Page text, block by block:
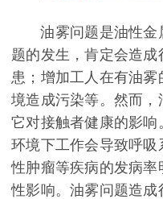
油雾问题是油性金
题的发生，肯定会造
患；增加工人在有油
境造成污染等。然而，
它对接触者健康的影
环境下工作会导致呼
性肿瘤等疾病的发病
性影响。油雾问题造